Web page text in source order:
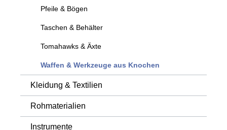
Pfeile & Bögen
Taschen & Behälter
Tomahawks & Äxte
Waffen & Werkzeuge aus Knochen
Kleidung & Textilien
Rohmaterialien
Instrumente